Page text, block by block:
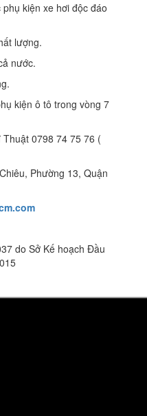
kiện xe hơi độc đáo
lượng.
nước.
kiện ô tô trong vòng 7
0798 74 75 76 (
Phường 13, Quận
do Sở Kế hoạch Đầu